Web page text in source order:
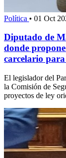
Política • 01 Oct
Diputado de
donde
carcelario
El legislador del
la Comisión de
proyectos de ley